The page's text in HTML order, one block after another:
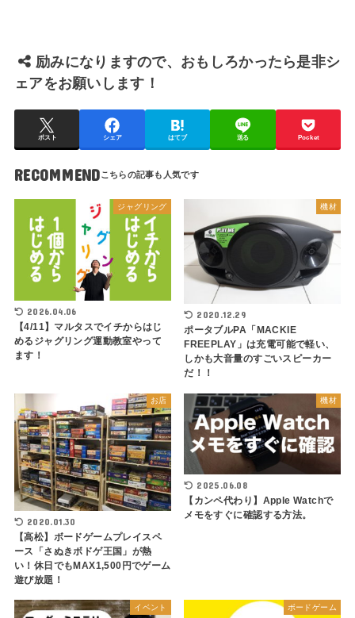
励みになりますので、おもしろかったら是非シ
ェアをお願いします！
ポスト シェア はてブ 送る Pocket
RECOMMEND
ジャグリング
2026.04.06
【4/11】マルタスでイチからはじ
めるジャグリング運動教室やって
ます！
機材
2020.12.29
ポータブルPA「MACKIE
FREEPLAY」は充電可能で軽い、
しかも大音量のすごいスピーカー
だ！！
お店
2020.01.30
【高松】ボードゲームプレイスペ
ース「さぬきボドゲ王国」が熱
い！休日でもMAX1,500円でゲーム
遊び放題！
機材
2025.06.08
【カンペ代わり】Apple Watchで
メモをすぐに確認する方法。
イベント ボードゲーム